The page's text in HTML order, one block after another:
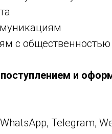
с общественностью
и
Telegram,